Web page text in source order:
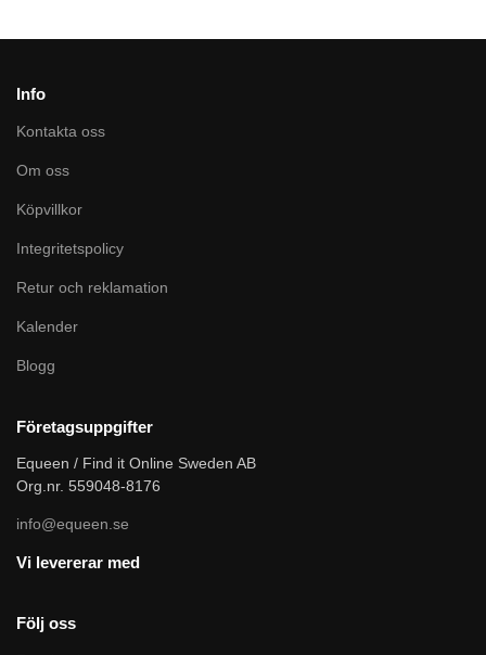
Info
Kontakta oss
Om oss
Köpvillkor
Integritetspolicy
Retur och reklamation
Kalender
Blogg
Företagsuppgifter
Equeen / Find it Online Sweden AB
Org.nr. 559048-8176
info@equeen.se
Vi levererar med
Följ oss